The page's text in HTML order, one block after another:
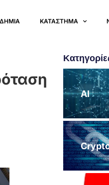
ΚΑΤΑΣΤΗΜΑ
AI